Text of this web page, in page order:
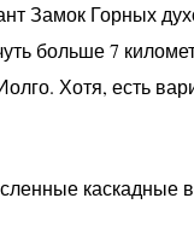
Замок Горных
больше 7
Хотя, есть
каскадные